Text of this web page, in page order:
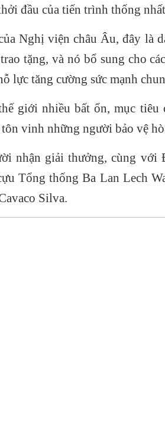
đầu của tiến trình thống
Nghị viện châu Âu, đây là
tặng, và nó bổ sung cho
lực tăng cường sức mạnh
giới nhiều bất ổn, mục
vinh những người bảo vệ
nhận giải thưởng, cùng
Tổng thống Ba Lan Lech
Silva.